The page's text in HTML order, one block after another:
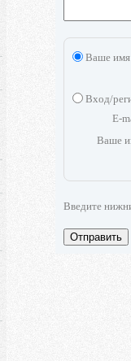
Ваше имя
Вход/
E-
Ваше
Введите
Отправить